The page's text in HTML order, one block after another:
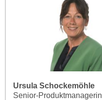
Ursula Schockemöhle
Senior-Produktmanagerin